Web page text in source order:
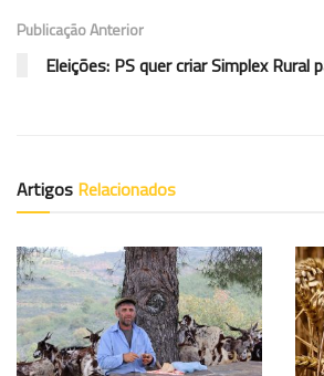
Publicação Anterior
Eleições: PS quer criar Simplex Rural
Artigos Relacionados